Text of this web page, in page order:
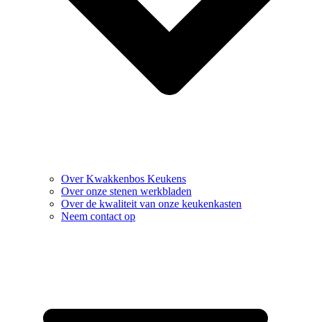
Over Kwakkenbos Keukens
Over onze stenen werkbladen
Over de kwaliteit van onze keukenkasten
Neem contact op